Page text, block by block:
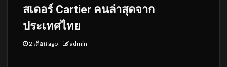
สเดอร์ Cartier คนล่าสุดจาก
ประเทศไทย
2 เดือน ago admin